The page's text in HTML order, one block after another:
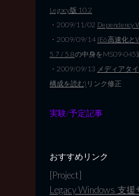
Legacy版 10.2
・2009/11/02 Dependency
・2009/09/14 IE6高速化と
5.7 / 5.8の中身をMS09-045
・2009/09/13 メディアタ
構成を読む) リンク修正
実験/予定記事
おすすめリンク
[Project]
Legacy Windows 支援